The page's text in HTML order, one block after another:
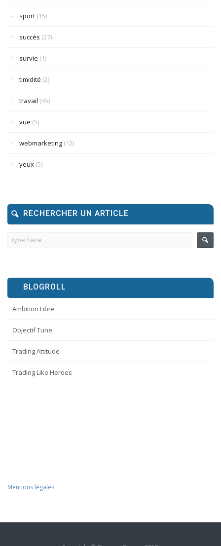
sport (15)
succès (27)
survie (1)
timidité (2)
travail (45)
vue (5)
webmarketing (12)
yeux (5)
RECHERCHER UN ARTICLE
BLOGROLL
Ambition Libre
Objectif Tune
Trading Attitude
Trading Like Heroes
Mentions légales